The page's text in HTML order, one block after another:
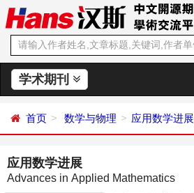
学术期刊
首页 数学与物理 应用数学进展
应用数学进展
Advances in Applied Mathematics